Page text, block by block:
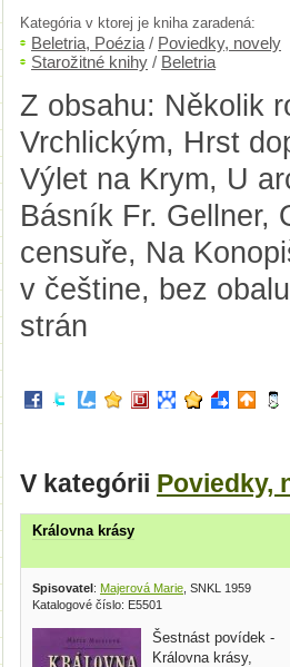
Kategória v ktorej je kniha zaradená:
Beletria, Poézia / Poviedky, novely
Starožitné knihy / Beletria
Z obsahu: Několik
Vrchlickým, Hrst
Výlet na Krym, U
Básník Fr. Gellner,
censuře, Na
v češtine, bez
strán
V kategórii Poviedky,
Královna krásy
Spisovatel: Majerová Marie , SNKL 1959
Katalogové číslo: E5501
Šestnást povídek -
Královna krásy,